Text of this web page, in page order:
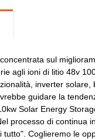
sul
agli ioni di litio 48v
inverter
guidare la
Solar Energy
processo di continua
Coglieremo le